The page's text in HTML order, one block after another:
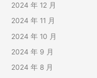
2024 年 12 月
2024 年 11 月
2024 年 10 月
2024 年 9 月
2024 年 8 月